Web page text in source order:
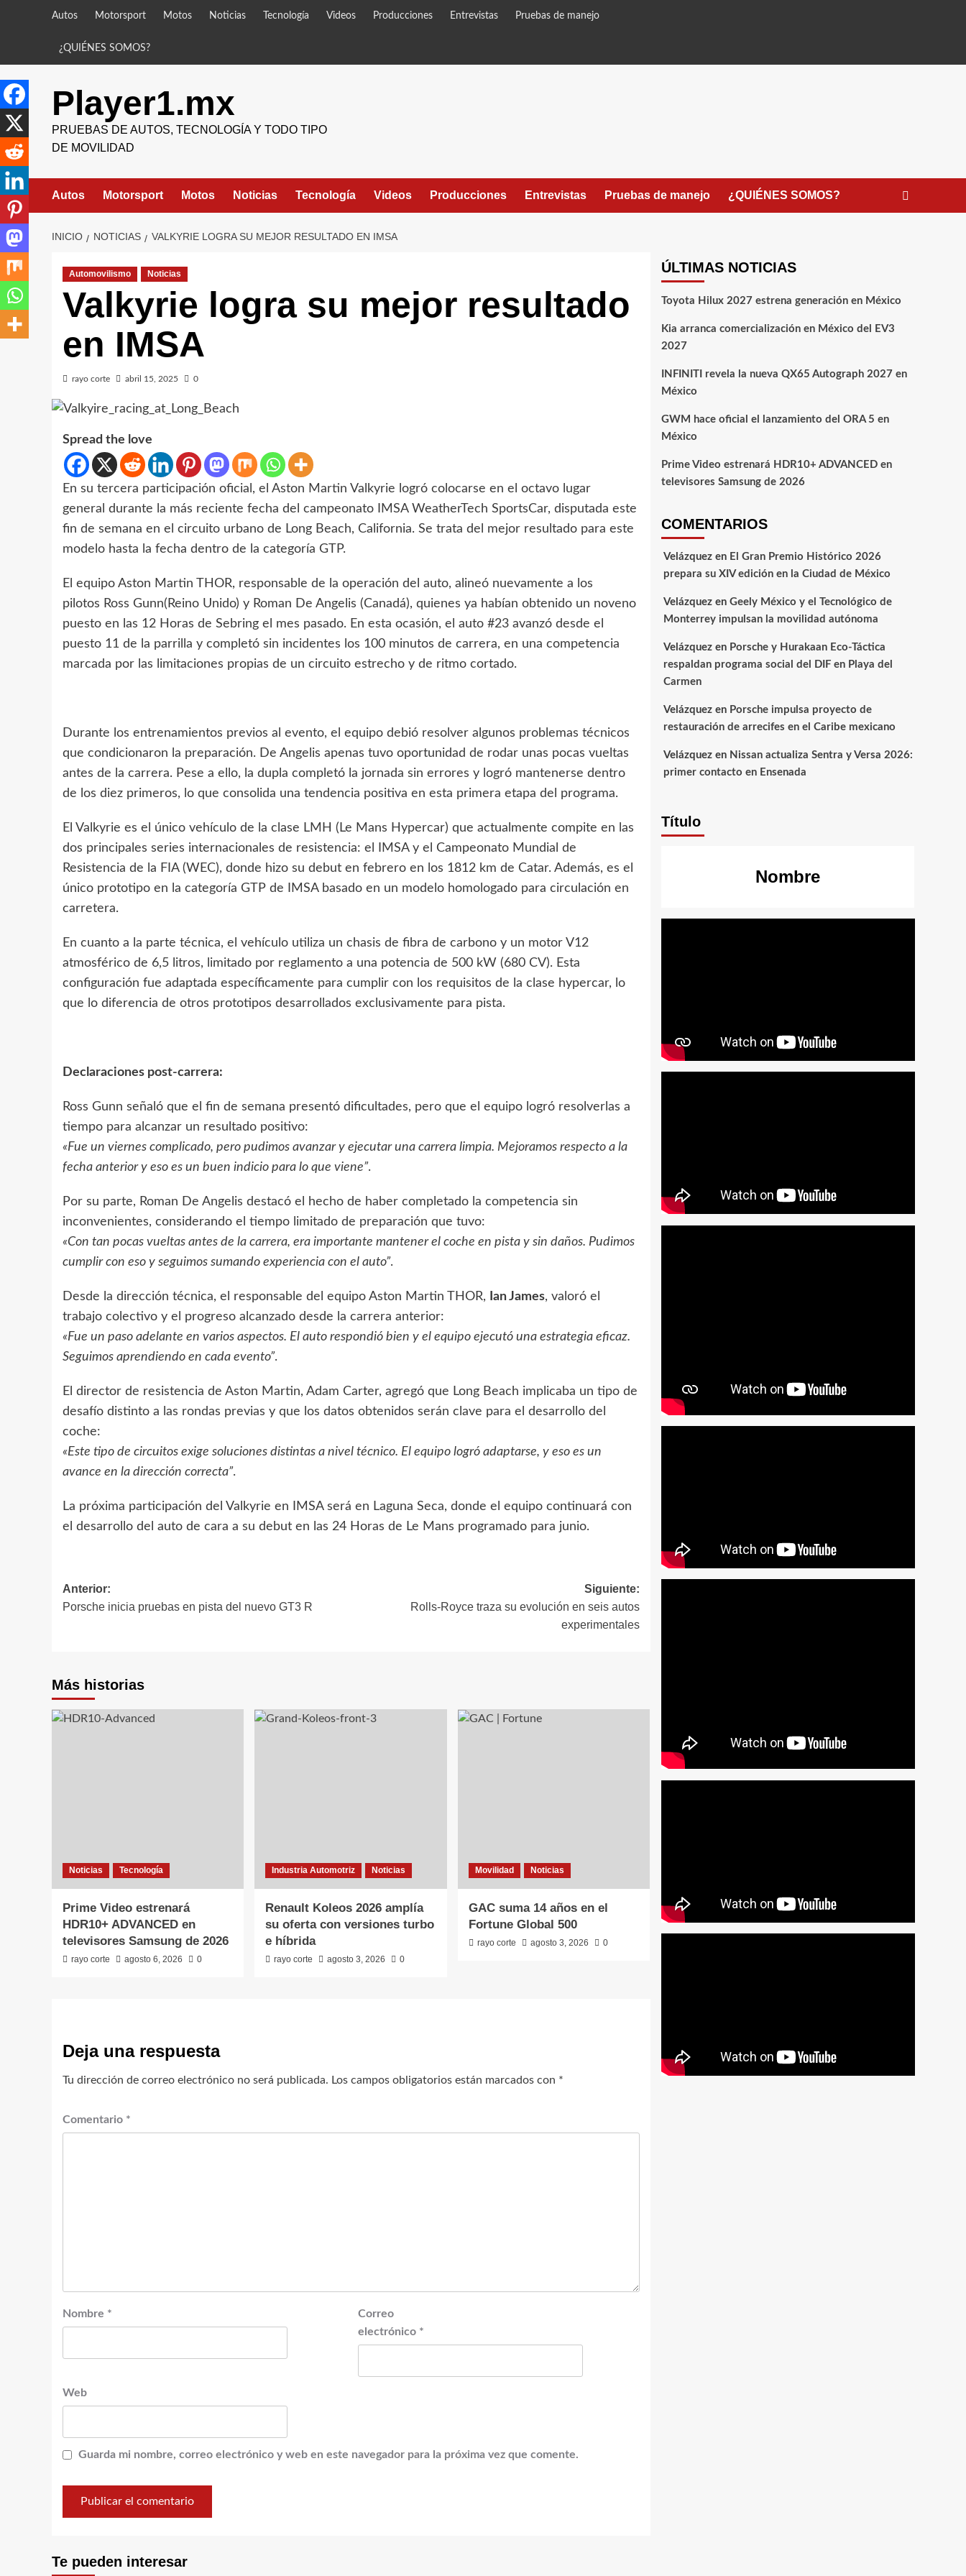
Autos Motorsport Motos Noticias Tecnología Videos Producciones Entrevistas Pruebas de manejo
¿QUIÉNES SOMOS?
Player1.mx
PRUEBAS DE AUTOS, TECNOLOGÍA Y TODO TIPO
DE MOVILIDAD
Autos Motorsport Motos Noticias Tecnología Videos Producciones Entrevistas Pruebas de manejo ¿QUIÉNES SOMOS?
INICIO NOTICIAS VALKYRIE LOGRA SU MEJOR RESULTADO EN IMSA
Automovilismo Noticias
Valkyrie logra su mejor resultado
en IMSA
rayo corte abril 15, 2025 0
Spread the love
En su tercera participación oficial, el Aston Martin Valkyrie logró colocarse en el octavo lugar
general durante la más reciente fecha del campeonato IMSA WeatherTech SportsCar, disputada este
fin de semana en el circuito urbano de Long Beach, California. Se trata del mejor resultado para este
modelo hasta la fecha dentro de la categoría GTP.
El equipo Aston Martin THOR, responsable de la operación del auto, alineó nuevamente a los
pilotos Ross Gunn(Reino Unido) y Roman De Angelis (Canadá), quienes ya habían obtenido un noveno
puesto en las 12 Horas de Sebring el mes pasado. En esta ocasión, el auto #23 avanzó desde el
puesto 11 de la parrilla y completó sin incidentes los 100 minutos de carrera, en una competencia
marcada por las limitaciones propias de un circuito estrecho y de ritmo cortado.
Durante los entrenamientos previos al evento, el equipo debió resolver algunos problemas técnicos
que condicionaron la preparación. De Angelis apenas tuvo oportunidad de rodar unas pocas vueltas
antes de la carrera. Pese a ello, la dupla completó la jornada sin errores y logró mantenerse dentro
de los diez primeros, lo que consolida una tendencia positiva en esta primera etapa del programa.
El Valkyrie es el único vehículo de la clase LMH (Le Mans Hypercar) que actualmente compite en las
dos principales series internacionales de resistencia: el IMSA y el Campeonato Mundial de
Resistencia de la FIA (WEC), donde hizo su debut en febrero en los 1812 km de Catar. Además, es el
único prototipo en la categoría GTP de IMSA basado en un modelo homologado para circulación en
carretera.
En cuanto a la parte técnica, el vehículo utiliza un chasis de fibra de carbono y un motor V12
atmosférico de 6,5 litros, limitado por reglamento a una potencia de 500 kW (680 CV). Esta
configuración fue adaptada específicamente para cumplir con los requisitos de la clase hypercar, lo
que lo diferencia de otros prototipos desarrollados exclusivamente para pista.
Declaraciones post-carrera:
Ross Gunn señaló que el fin de semana presentó dificultades, pero que el equipo logró resolverlas a
tiempo para alcanzar un resultado positivo:
«Fue un viernes complicado, pero pudimos avanzar y ejecutar una carrera limpia. Mejoramos respecto a la
fecha anterior y eso es un buen indicio para lo que viene”.
Por su parte, Roman De Angelis destacó el hecho de haber completado la competencia sin
inconvenientes, considerando el tiempo limitado de preparación que tuvo:
«Con tan pocas vueltas antes de la carrera, era importante mantener el coche en pista y sin daños. Pudimos
cumplir con eso y seguimos sumando experiencia con el auto”.
Desde la dirección técnica, el responsable del equipo Aston Martin THOR, Ian James, valoró el
trabajo colectivo y el progreso alcanzado desde la carrera anterior:
«Fue un paso adelante en varios aspectos. El auto respondió bien y el equipo ejecutó una estrategia eficaz.
Seguimos aprendiendo en cada evento”.
El director de resistencia de Aston Martin, Adam Carter, agregó que Long Beach implicaba un tipo de
desafío distinto a las rondas previas y que los datos obtenidos serán clave para el desarrollo del
coche:
«Este tipo de circuitos exige soluciones distintas a nivel técnico. El equipo logró adaptarse, y eso es un
avance en la dirección correcta”.
La próxima participación del Valkyrie en IMSA será en Laguna Seca, donde el equipo continuará con
el desarrollo del auto de cara a su debut en las 24 Horas de Le Mans programado para junio.
Navegación
de
Anterior:
Porsche inicia pruebas en pista del nuevo GT3 R
Siguiente:
Rolls-Royce traza su evolución en seis autos
experimentales
Más historias
Noticias Tecnología
Prime Video estrenará
HDR10+ ADVANCED en
televisores Samsung de 2026
rayo corte agosto 6, 2026 0
Industria Automotriz Noticias
Renault Koleos 2026 amplía
su oferta con versiones turbo
e híbrida
rayo corte agosto 3, 2026 0
Movilidad Noticias
GAC suma 14 años en el
Fortune Global 500
rayo corte agosto 3, 2026 0
Deja una respuesta
Tu dirección de correo electrónico no será publicada. Los campos obligatorios están marcados con *
Comentario *
Nombre *
Correo
electrónico *
Web
Guarda mi nombre, correo electrónico y web en este navegador para la próxima vez que comente.
ÚLTIMAS NOTICIAS
Toyota Hilux 2027 estrena generación en México
Kia arranca comercialización en México del EV3
2027
INFINITI revela la nueva QX65 Autograph 2027 en
México
GWM hace oficial el lanzamiento del ORA 5 en
México
Prime Video estrenará HDR10+ ADVANCED en
televisores Samsung de 2026
COMENTARIOS
Velázquezen El Gran Premio Histórico 2026
prepara su XIV edición en la Ciudad de México
Velázquezen Geely México y el Tecnológico de
Monterrey impulsan la movilidad autónoma
Velázquezen Porsche y Hurakaan Eco-Táctica
respaldan programa social del DIF en Playa del
Carmen
Velázquezen Porsche impulsa proyecto de
restauración de arrecifes en el Caribe mexicano
Velázquezen Nissan actualiza Sentra y Versa 2026:
primer contacto en Ensenada
Título
Nombre
Te pueden interesar